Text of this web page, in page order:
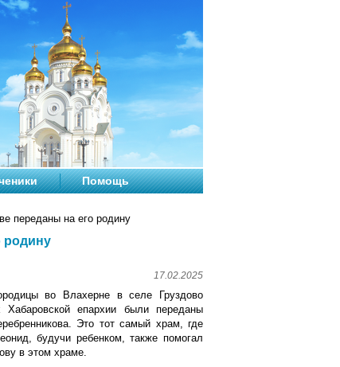
Помощь
переданы на его родину
родину
17.02.2025
во Влахерне в селе Груздово
Хабаровской епархии были переданы
Это тот самый храм, где
будучи ребенком, также помогал
в этом храме.